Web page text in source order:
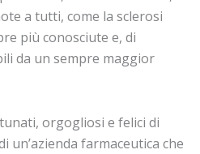
a tutti, come la sclerosi
più conosciute e, di
da un sempre maggior
orgogliosi e felici di
un’azienda farmaceutica che